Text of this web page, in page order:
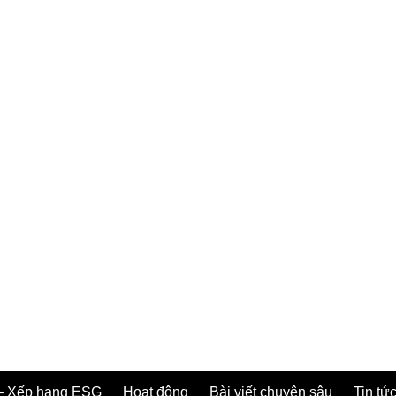
Xếp hạng ESG Hoạt động Bài viết chuyên sâu Tin